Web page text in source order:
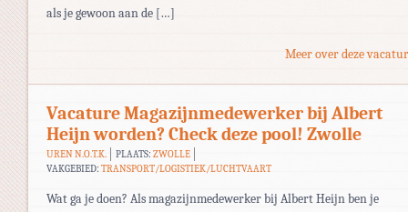
als je gewoon aan de […]
Meer over deze
Vacature Magazijnmedewerker bij Albert
Heijn worden? Check deze pool! Zwolle
UREN N.O.T.K. PLAATS: ZWOLLE
VAKGEBIED: TRANSPORT/LOGISTIEK/LUCHTVAART
Wat ga je doen? Als magazijnmedewerker bij Albert Heijn ben je